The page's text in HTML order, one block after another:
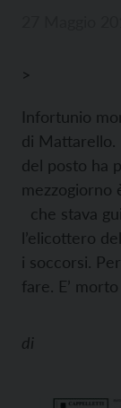
>
Infortunio
di Mattarello.
del posto ha
mezzogiorno
che stava
l’elicottero
i soccorsi.
fare. E’
di